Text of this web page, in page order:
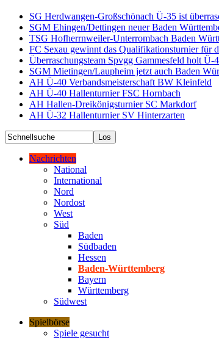
SG Herdwangen-Großschönach Ü-35 ist
SGM Ehingen/Dettingen neuer Baden
TSG Hofherrnweiler-Unterrombach Baden
FC Sexau gewinnt das Qualifikationsturnier für
Überraschungsteam Spvgg Gammesfeld holt
SGM Mietingen/Laupheim jetzt auch Baden
AH Ü-40 Verbandsmeisterschaft BW Kleinfeld
AH Ü-40 Hallenturnier FSC Hornbach
AH Hallen-Dreikönigsturnier SC Markdorf
AH Ü-32 Hallenturnier SV Hinterzarten
Nachrichten
National
International
Nord
Nordost
West
Süd
Baden
Südbaden
Hessen
Baden-Württemberg
Bayern
Württemberg
Südwest
Spielbörse
Spiele gesucht